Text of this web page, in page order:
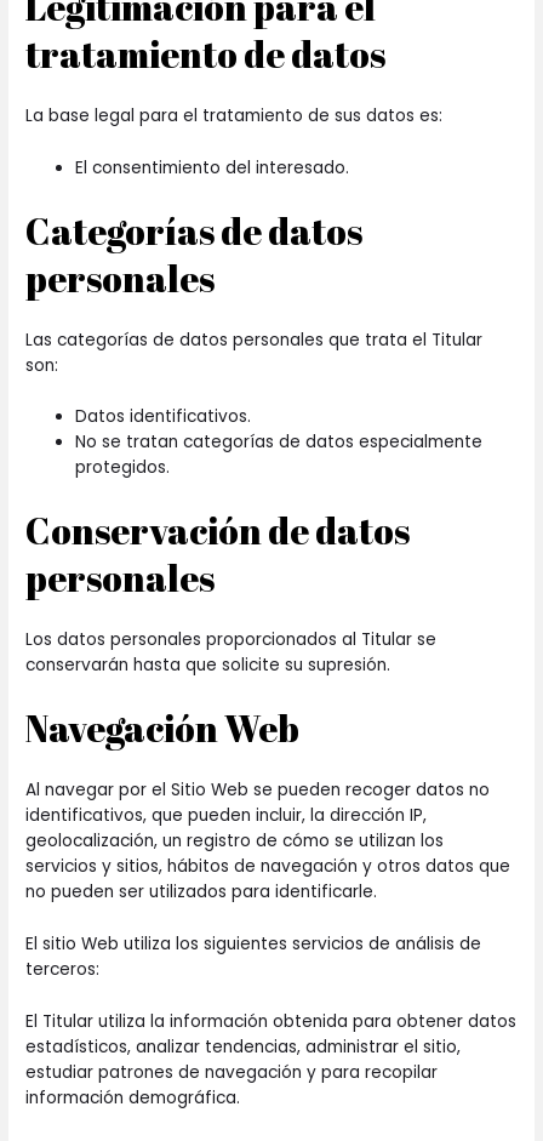
tratamiento de datos
La base legal para el tratamiento de sus datos es:
El consentimiento del interesado.
Categorías de datos
personales
Las categorías de datos personales que trata el Titular
son:
Datos identificativos.
No se tratan categorías de datos especialmente
protegidos.
Conservación de datos
personales
Los datos personales proporcionados al Titular se
conservarán hasta que solicite su supresión.
Navegación Web
Al navegar por el Sitio Web se pueden recoger datos no
identificativos, que pueden incluir, la dirección IP,
geolocalización, un registro de cómo se utilizan los
servicios y sitios, hábitos de navegación y otros datos que
no pueden ser utilizados para identificarle.
El sitio Web utiliza los siguientes servicios de análisis de
terceros:
El Titular utiliza la información obtenida para obtener datos
estadísticos, analizar tendencias, administrar el sitio,
estudiar patrones de navegación y para recopilar
información demográfica.